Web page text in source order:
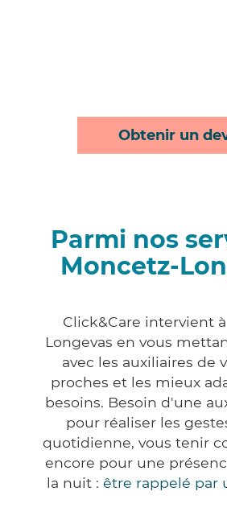
Obtenir un
Parmi nos
Moncetz-
Click&Care intervient
Longevas en vous
avec les auxiliaires de
proches et les mieux
besoins. Besoin d'une
pour réaliser les
quotidienne, vous tenir
encore pour une
la nuit : être rappelé par